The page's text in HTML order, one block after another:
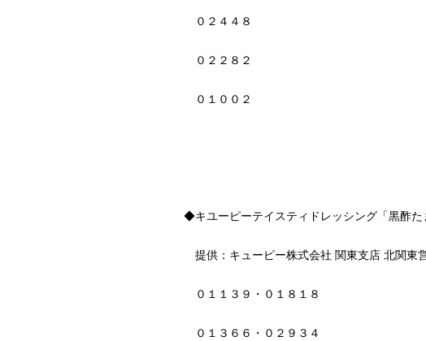
０２４４８
０２２８２
０１００２
◆キユーピーテイスティドレッシング「黒酢た
提供：キューピー株式会社 関東支店 北関東
０１１３９・０１８１８
０１３６６・０２９３４